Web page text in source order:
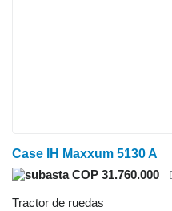
Case IH Maxxum 5130 A
COP 31.760.000
Tractor de ruedas